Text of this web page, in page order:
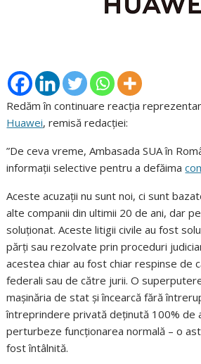
Redăm în continuare reacția
Huawei, remisă redacției:
”De ceva vreme, Ambasada SUA în
informații selective pentru a defăima
Aceste acuzații nu sunt noi, ci sunt
alte companii din ultimii 20 de ani, dar
soluționat. Aceste litigii civile au fost
părți sau rezolvate prin proceduri
acestea chiar au fost chiar respinse de
federali sau de către jurii. O
mașinăria de stat și încearcă fără
întreprindere privată deținută 100% de
perturbeze funcționarea normală – o
fost întâlnită.